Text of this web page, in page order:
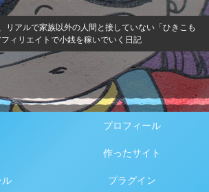
リアルで家族以外の人間と接していない「ひきこも
フィリエイトで小銭を稼いでいく日記
プロフィール
作ったサイト
ル プラグイン